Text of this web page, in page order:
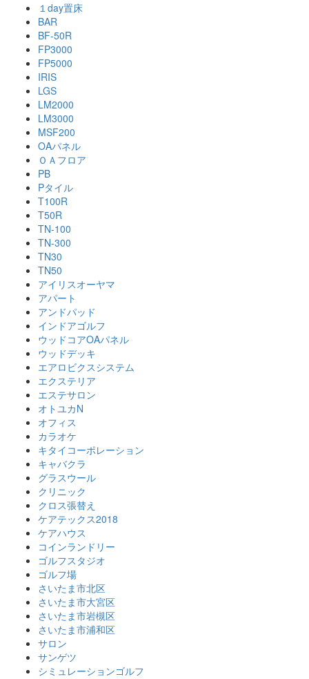
１day置床
BAR
BF-50R
FP3000
FP5000
IRIS
LGS
LM2000
LM3000
MSF200
OAパネル
ＯＡフロア
PB
Pタイル
T100R
T50R
TN-100
TN-300
TN30
TN50
アイリスオーヤマ
アパート
アンドパッド
インドアゴルフ
ウッドコアOAパネル
ウッドデッキ
エアロビクスシステム
エクステリア
エステサロン
オトユカN
オフィス
カラオケ
キタイコーポレーション
キャバクラ
グラスウール
クリニック
クロス張替え
ケアテックス2018
ケアハウス
コインランドリー
ゴルフスタジオ
ゴルフ場
さいたま市北区
さいたま市大宮区
さいたま市岩槻区
さいたま市浦和区
サロン
サンゲツ
シミュレーションゴルフ